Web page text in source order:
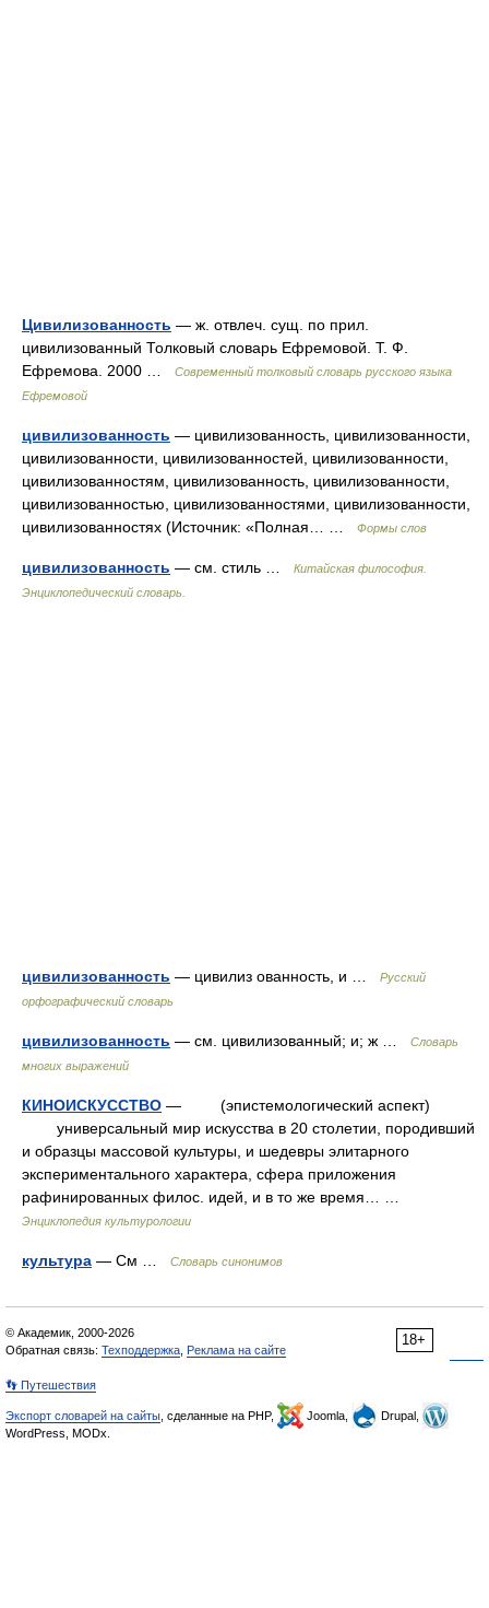
Цивилизованность — ж. отвлеч. сущ. по прил.
цивилизованный Толковый словарь Ефремовой. Т. Ф.
Ефремова. 2000 …
Современный толковый словарь русского языка
Ефремовой
цивилизованность — цивилизованность, цивилизованности,
цивилизованности, цивилизованностей, цивилизованности,
цивилизованностям, цивилизованность, цивилизованности,
цивилизованностью, цивилизованностями, цивилизованности,
цивилизованностях (Источник: «Полная… …
Формы слов
цивилизованность — см. стиль …
Китайская философия.
Энциклопедический словарь.
цивилизованность — цивилиз ованность, и …
Русский
орфографический словарь
цивилизованность — см. цивилизованный; и; ж …
Словарь
многих выражений
КИНОИСКУССТВО — (эпистемологический аспект)
универсальный мир искусства в 20 столетии, породивший
и образцы массовой культуры, и шедевры элитарного
экспериментального характера, сфера приложения
рафинированных филос. идей, и в то же время… …
Энциклопедия культурологии
культура — См … Словарь синонимов
18+
© Академик, 2000-2026
Обратная связь: Техподдержка Реклама на сайте
👣 Путешествия
Экспорт словарей на сайты , сделанные на PHP, Joomla,
Drupal,
WordPress, MODx.